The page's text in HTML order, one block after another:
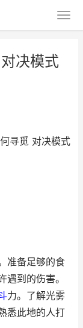
决模式
寻觅 对决模式
准备足够的食
遇到的伤害。
力。了解光雾
悉此地的人打